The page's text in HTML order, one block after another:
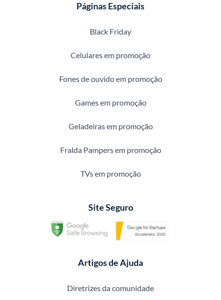
Páginas Especiais
Black Friday
Celulares em promoção
Fones de ouvido em promoção
Games em promoção
Geladeiras em promoção
Fralda Pampers em promoção
TVs em promoção
Site Seguro
Artigos de Ajuda
Diretrizes da comunidade